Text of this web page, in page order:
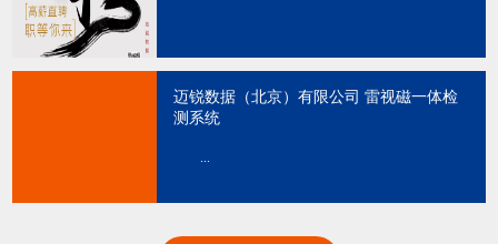
迈锐数据（北京）有限公司 雷视磁一体检
测系统
...